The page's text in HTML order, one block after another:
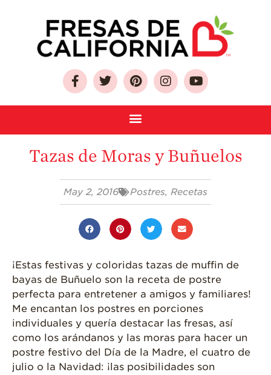
Sobre Las Fresas de
California
Quien Somos
Como Seleccionar
Fresas
Salud y Bienestar
Una Fresa?
¡Disfrute 8-al-día!
Para Profesionales
de Salud
Tazas de Moras y Buñuelos
May 2, 2016 Postres, Recetas
¡Estas festivas y coloridas tazas de muffin de
bayas de Buñuelo son la receta de postre
perfecta para entretener a amigos y familiares!
Me encantan los postres en porciones
individuales y quería destacar las fresas, así
como los arándanos y las moras para hacer un
postre festivo del Día de la Madre, el cuatro de
julio o la Navidad: ¡las posibilidades son